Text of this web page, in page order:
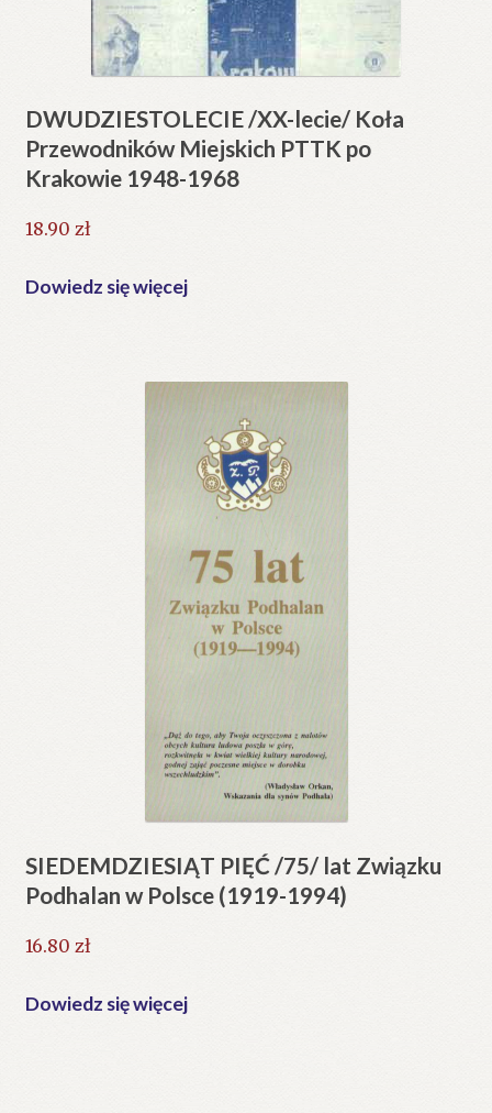
DWUDZIESTOLECIE /XX-lecie/ Koła
Przewodników Miejskich PTTK po
Krakowie 1948-1968
18.90 zł
Dowiedz się więcej
SIEDEMDZIESIĄT PIĘĆ /75/ lat Związku
Podhalan w Polsce (1919-1994)
16.80 zł
Dowiedz się więcej